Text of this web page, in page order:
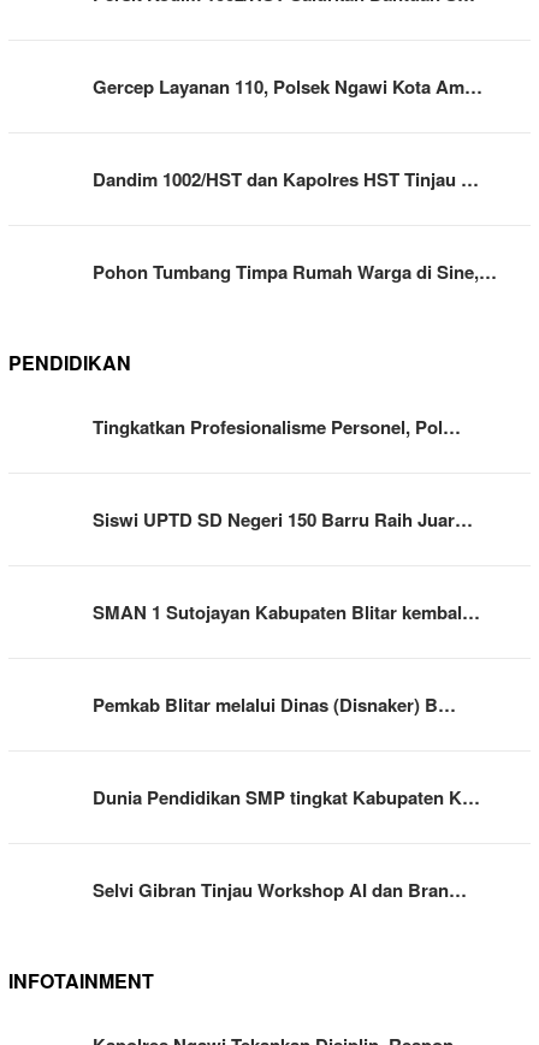
Gercep Layanan 110, Polsek Ngawi Kota Am…
Dandim 1002/HST dan Kapolres HST Tinjau …
Pohon Tumbang Timpa Rumah Warga di Sine,…
PENDIDIKAN
Tingkatkan Profesionalisme Personel, Pol…
Siswi UPTD SD Negeri 150 Barru Raih Juar…
SMAN 1 Sutojayan Kabupaten Blitar kembal…
Pemkab Blitar melalui Dinas (Disnaker) B…
Dunia Pendidikan SMP tingkat Kabupaten K…
Selvi Gibran Tinjau Workshop AI dan Bran…
INFOTAINMENT